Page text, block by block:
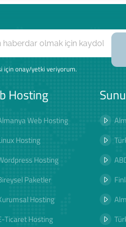
için onay/yetki veriyorum.
Hosting
Web Hosting
Hosting
Hosting
Paketler
Hosting
Ticaret Hosting